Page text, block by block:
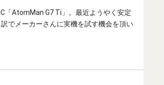
「AtomMan G7 Ti」。最近ようやく安定
でメーカーさんに実機を試す機会を頂い